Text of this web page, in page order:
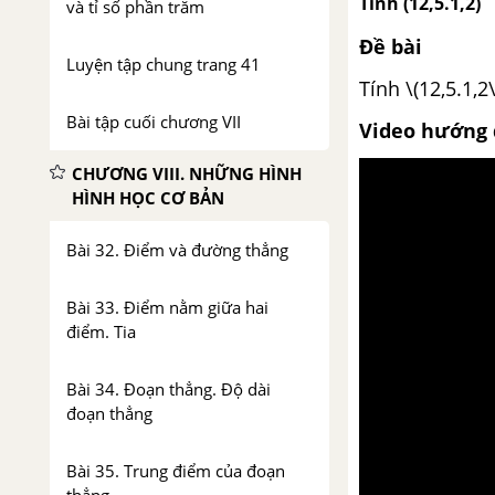
và tỉ số phần trăm
Luyện tập chung trang 41
Bài tập cuối chương VII
CHƯƠNG VIII. NHỮNG HÌNH
HÌNH HỌC CƠ BẢN
Bài 32. Điểm và đường thẳng
Bài 33. Điểm nằm giữa hai
điểm. Tia
Bài 34. Đoạn thẳng. Độ dài
đoạn thẳng
Bài 35. Trung điểm của đoạn
Đề bài
Tính
Video hướng